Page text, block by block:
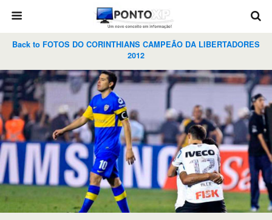
Back to FOTOS DO CORINTHIANS CAMPEÃO DA LIBERTADORES
2012